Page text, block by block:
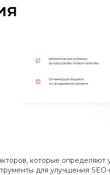
которые определяют
для улучшения SEO-